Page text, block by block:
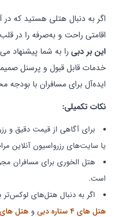
اگر به دنبال هتلی هستید که در
اقامتی راحت و به‌صرفه را در
این بر دبی را به شما پیشنهاد
خدمات قابل قبول و پرسنل
ایده‌آل برای مسافران با
نکات تکمیلی:
برای آگاهی از قیمت دقیق و
یا سایت‌های رزرواسیون آنلاین
هتل الخوری برای مسافران
است.
اگر به دنبال هتل‌های لوکس‌تر
هتل‌ های 4 ستاره دبی
و هتل‌ های 5 ستاره دبی